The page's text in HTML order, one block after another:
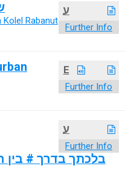
ע
Further Info
Kolel Rabanut
E
Further Info
ע
Further Info
בלכתך בדרך #